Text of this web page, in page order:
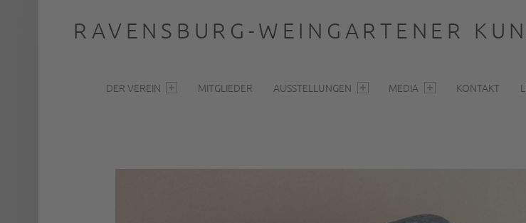
RAVENSBURG-WEINGARTENER
DER VEREIN MITGLIEDER AUSSTELLUNGEN MEDIA KONTAKT